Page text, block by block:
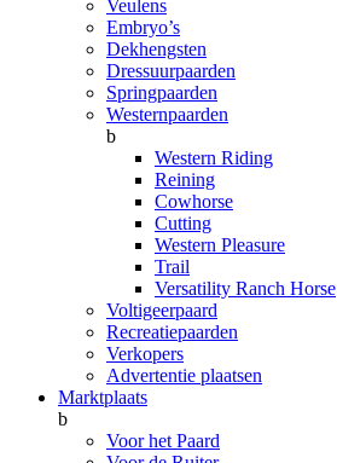
Veulens
Embryo’s
Dekhengsten
Dressuurpaarden
Springpaarden
Westernpaarden
b
Western Riding
Reining
Cowhorse
Cutting
Western Pleasure
Trail
Versatility Ranch Horse
Voltigeerpaard
Recreatiepaarden
Verkopers
Advertentie plaatsen
Marktplaats
b
Voor het Paard